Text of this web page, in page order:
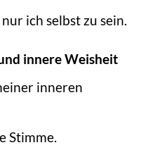
ich selbst zu sein.
innere Weisheit
inneren
Stimme.